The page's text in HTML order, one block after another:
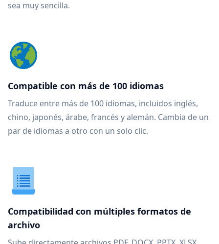
sea muy sencilla.
Compatible con más de 100 idiomas
Traduce entre más de 100 idiomas, incluidos inglés,
chino, japonés, árabe, francés y alemán. Cambia de un
par de idiomas a otro con un solo clic.
Compatibilidad con múltiples formatos de
archivo